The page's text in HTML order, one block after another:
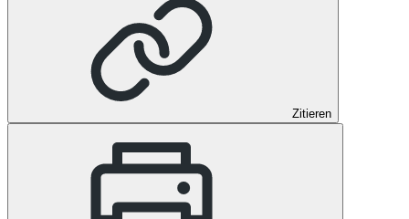
Zitieren